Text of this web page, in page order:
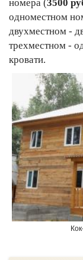
номера (3500
одноместном
двухместном -
трехместном -
кровати.